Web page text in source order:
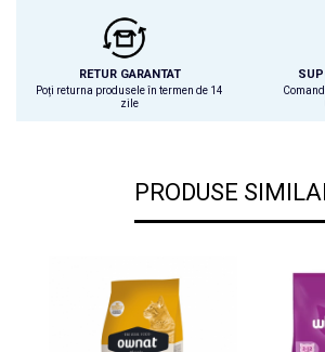
RETUR GARANTAT
Poți returna produsele în termen de 14
zile
PRODUSE